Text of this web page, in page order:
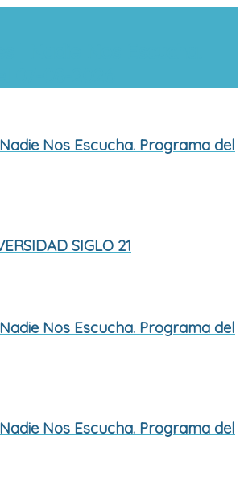
Nos Escucha. Programa del
SIGLO 21
Nos Escucha. Programa del
Nos Escucha. Programa del